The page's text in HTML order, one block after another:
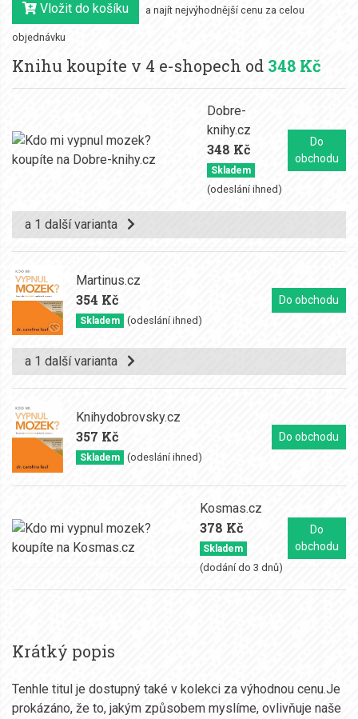
Vložit do košíku a najít nejvýhodnější cenu za celou
objednávku
Knihu koupíte v 4 e-shopech od 348 Kč
Dobre-
knihy.cz
348 Kč
Skladem
(odeslání ihned)
Do
obchodu
a 1 další varianta
Martinus.cz
354 Kč
Skladem (odeslání ihned)
Do obchodu
a 1 další varianta
Knihydobrovsky.cz
357 Kč
Skladem (odeslání ihned)
Do obchodu
Kosmas.cz
378 Kč
Skladem
(dodání do 3 dnů)
Do
obchodu
Krátký popis
Tenhle titul je dostupný také v kolekci za výhodnou cenu.Je
prokázáno, že to, jakým způsobem myslíme, ovlivňuje naše